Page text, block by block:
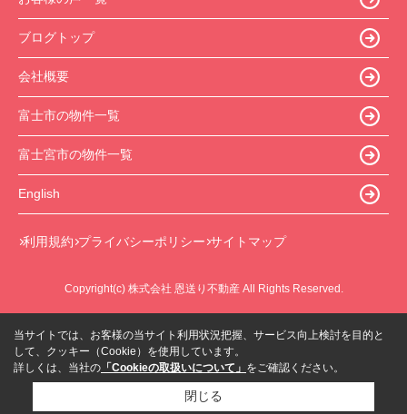
ブログトップ
会社概要
富士市の物件一覧
富士宮市の物件一覧
English
利用規約 プライバシーポリシー サイトマップ
Copyright(c) 株式会社 恩送り不動産 All Rights Reserved.
当サイトでは、お客様の当サイト利用状況把握、サービス向上検討を目的と
して、クッキー（Cookie）を使用しています。
詳しくは、当社の 「Cookieの取扱いについて」 をご確認ください。
閉じる